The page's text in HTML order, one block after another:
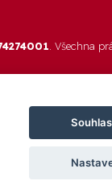
. Všechna
na podporu